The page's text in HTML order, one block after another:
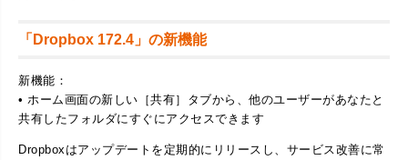
「Dropbox 172.4」の新機能
新機能：
• ホーム画面の新しい［共有］タブから、他のユーザーがあなたと
共有したフォルダにすぐにアクセスできます
Dropboxはアップデートを定期的にリリースし、サービス改善に常